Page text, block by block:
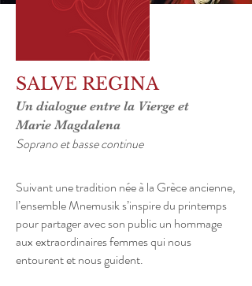
SALVE REGINA
Un dialogue entre la Vierge et
Marie Magdalena
Soprano et basse continue
Suivant une tradition née à la Grèce ancienne,
l’ensemble Mnemusik s’inspire du printemps
pour partager avec son public un hommage
aux extraordinaires femmes qui nous
entourent et nous guident.